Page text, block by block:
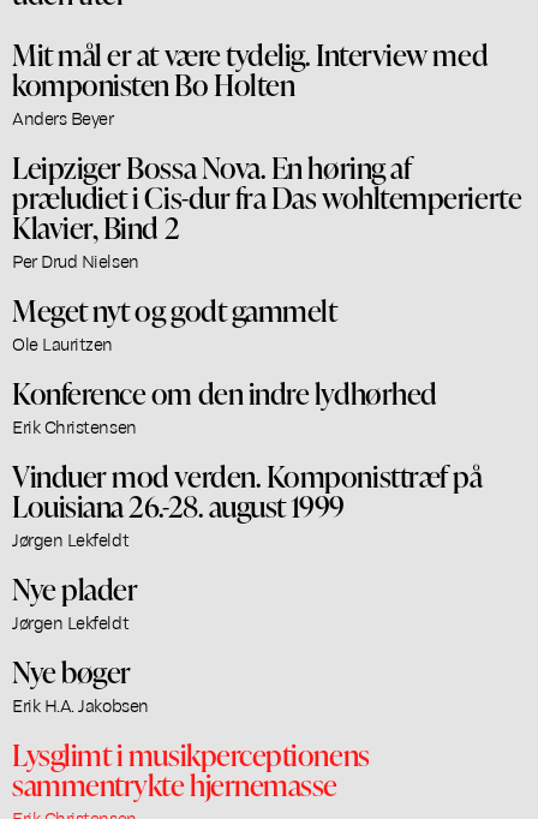
Mit mål er at være tydelig. Interview med
komponisten Bo Holten
Anders Beyer
Leipziger Bossa Nova. En høring af
præludiet i Cis-dur fra Das wohltemperierte
Klavier, Bind 2
Per Drud Nielsen
Meget nyt og godt gammelt
Ole Lauritzen
Konference om den indre lydhørhed
Erik Christensen
Vinduer mod verden. Komponisttræf på
Louisiana 26.-28. august 1999
Jørgen Lekfeldt
Nye plader
Jørgen Lekfeldt
Nye bøger
Erik H.A. Jakobsen
Lysglimt i musikperceptionens
sammentrykte hjernemasse